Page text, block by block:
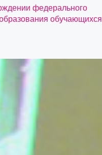
федерального
обучающихся